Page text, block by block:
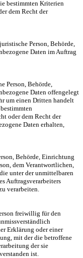
bestimmten Kriterien
dem Recht der
Person, Behörde,
Daten im Auftrag
Person, Behörde,
Daten offengelegt
um einen Dritten handelt
oder dem Recht der
Daten erhalten,
Behörde, Einrichtung
dem Verantwortlichen,
unter der unmittelbaren
Auftragsverarbeiters
verarbeiten.
freiwillig für den
Erklärung oder einer
mit der die betroffene
der sie
ist.